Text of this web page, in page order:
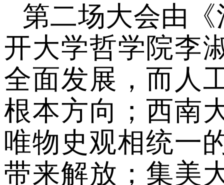
第二场大会由
开大学哲学院李
全面发展 ，而 人
根本方向； 西南
唯物史观相统一
带来解放； 集美